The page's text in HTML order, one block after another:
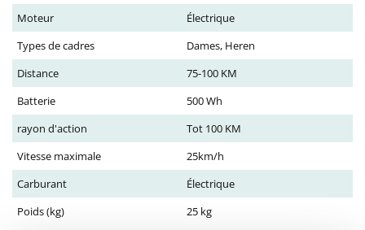
Moteur
Électrique
Types de cadres
Dames, Heren
Distance
75-100 KM
Batterie
500 Wh
rayon d'action
Tot 100 KM
Vitesse maximale
25km/h
Carburant
Électrique
Poids (kg)
25 kg